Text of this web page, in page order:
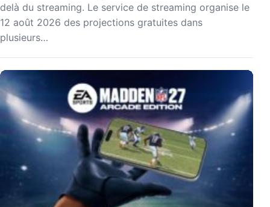
delà du streaming. Le service de streaming organise le
12 août 2026 des projections gratuites dans
plusieurs…